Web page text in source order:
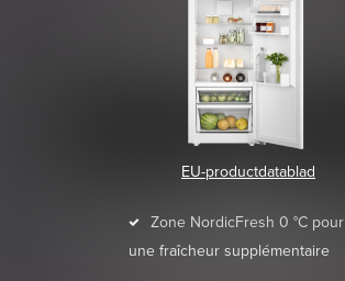
EU-productdatablad
Zone NordicFresh 0 °C pour
une fraîcheur supplémentaire